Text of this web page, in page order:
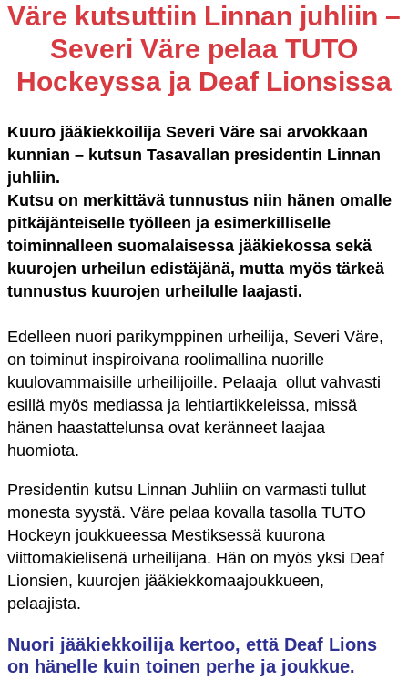
Väre kutsuttiin Linnan juhliin –
Severi Väre pelaa TUTO
Hockeyssa ja Deaf Lionsissa
Kuuro jääkiekkoilija Severi Väre sai arvokkaan
kunnian – kutsun Tasavallan presidentin Linnan
juhliin.
Kutsu on merkittävä tunnustus niin hänen omalle
pitkäjänteiselle työlleen ja esimerkilliselle
toiminnalleen suomalaisessa jääkiekossa sekä
kuurojen urheilun edistäjänä, mutta myös tärkeä
tunnustus kuurojen urheilulle laajasti.
Edelleen nuori parikymppinen urheilija, Severi Väre,
on toiminut inspiroivana roolimallina nuorille
kuulovammaisille urheilijoille. Pelaaja ollut vahvasti
esillä myös mediassa ja lehtiartikkeleissa, missä
hänen haastattelunsa ovat keränneet laajaa
huomiota.
Presidentin kutsu Linnan Juhliin on varmasti tullut
monesta syystä. Väre pelaa kovalla tasolla TUTO
Hockeyn joukkueessa Mestiksessä kuurona
viittomakielisenä urheilijana. Hän on myös yksi Deaf
Lionsien, kuurojen jääkiekkomaajoukkueen,
pelaajista.
Nuori jääkiekkoilija kertoo, että Deaf Lions
on hänelle kuin toinen perhe ja joukkue.